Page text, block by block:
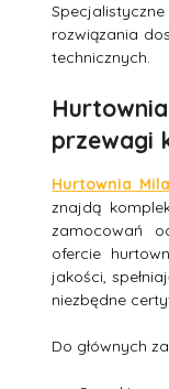
rozwiązania
technicznych.
przewagi
Hurtownia
znajdą
zamocowań
ofercie
jakości,
niezbędne
Do głównych